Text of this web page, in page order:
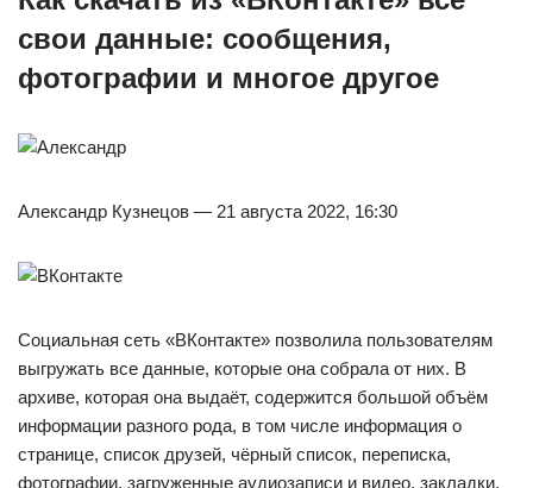
свои данные: сообщения,
фотографии и многое другое
Александр Кузнецов — 21 августа 2022, 16:30
Социальная сеть «ВКонтакте» позволила пользователям
выгружать все данные, которые она собрала от них. В
архиве, которая она выдаёт, содержится большой объём
информации разного рода, в том числе информация о
странице, список друзей, чёрный список, переписка,
фотографии, загруженные аудиозаписи и видео, закладки,